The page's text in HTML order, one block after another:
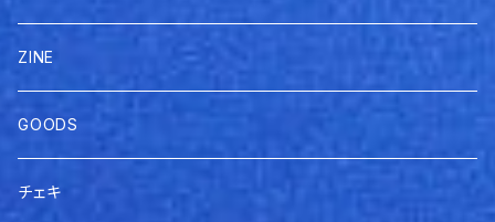
ZINE
GOODS
チェキ